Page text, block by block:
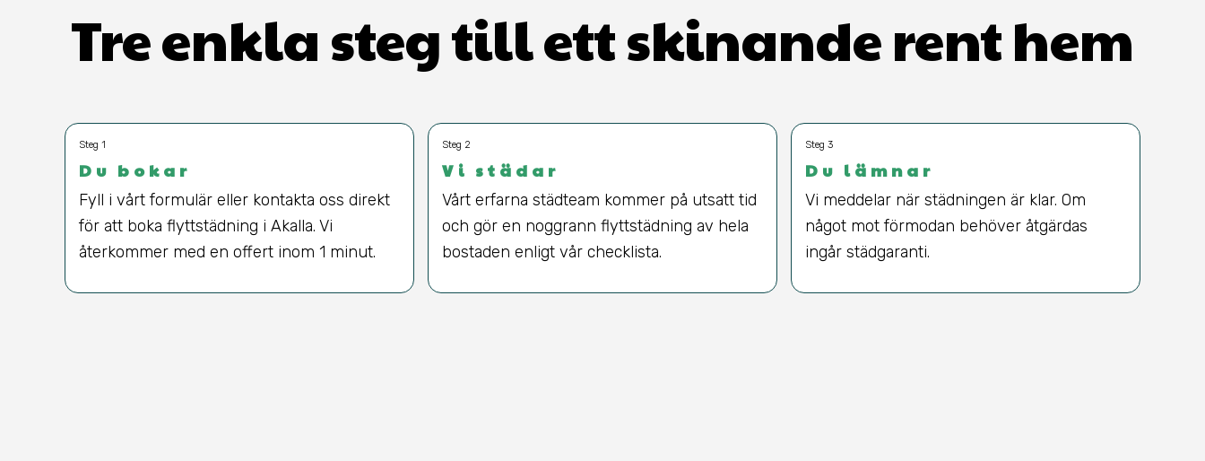
Tre enkla steg till ett skinande rent hem
Steg 1
Du bokar
Fyll i vårt formulär eller kontakta oss direkt
för att boka flyttstädning i Akalla. Vi
återkommer med en offert inom 1 minut.
Steg 2
Vi städar
Vårt erfarna städteam kommer på utsatt tid
och gör en noggrann flyttstädning av hela
bostaden enligt vår checklista.
Steg 3
Du lämnar
Vi meddelar när städningen är klar. Om
något mot förmodan behöver åtgärdas
ingår städgaranti.